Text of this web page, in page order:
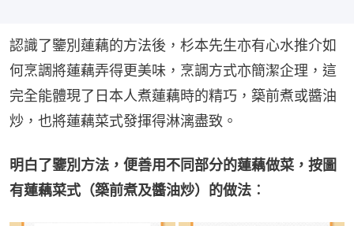
認識了鑒別蓮藕的方法後，杉本先生亦有心水推介如
何烹調將蓮藕弄得更美味，烹調方式亦簡潔企理，這
完全能體現了日本人煮蓮藕時的精巧，築前煮或醬油
炒，也將蓮藕菜式發揮得淋漓盡致。
明白了鑒別方法，便善用不同部分的蓮藕做菜，按圖
有蓮藕菜式（築前煮及醬油炒）的做法︰